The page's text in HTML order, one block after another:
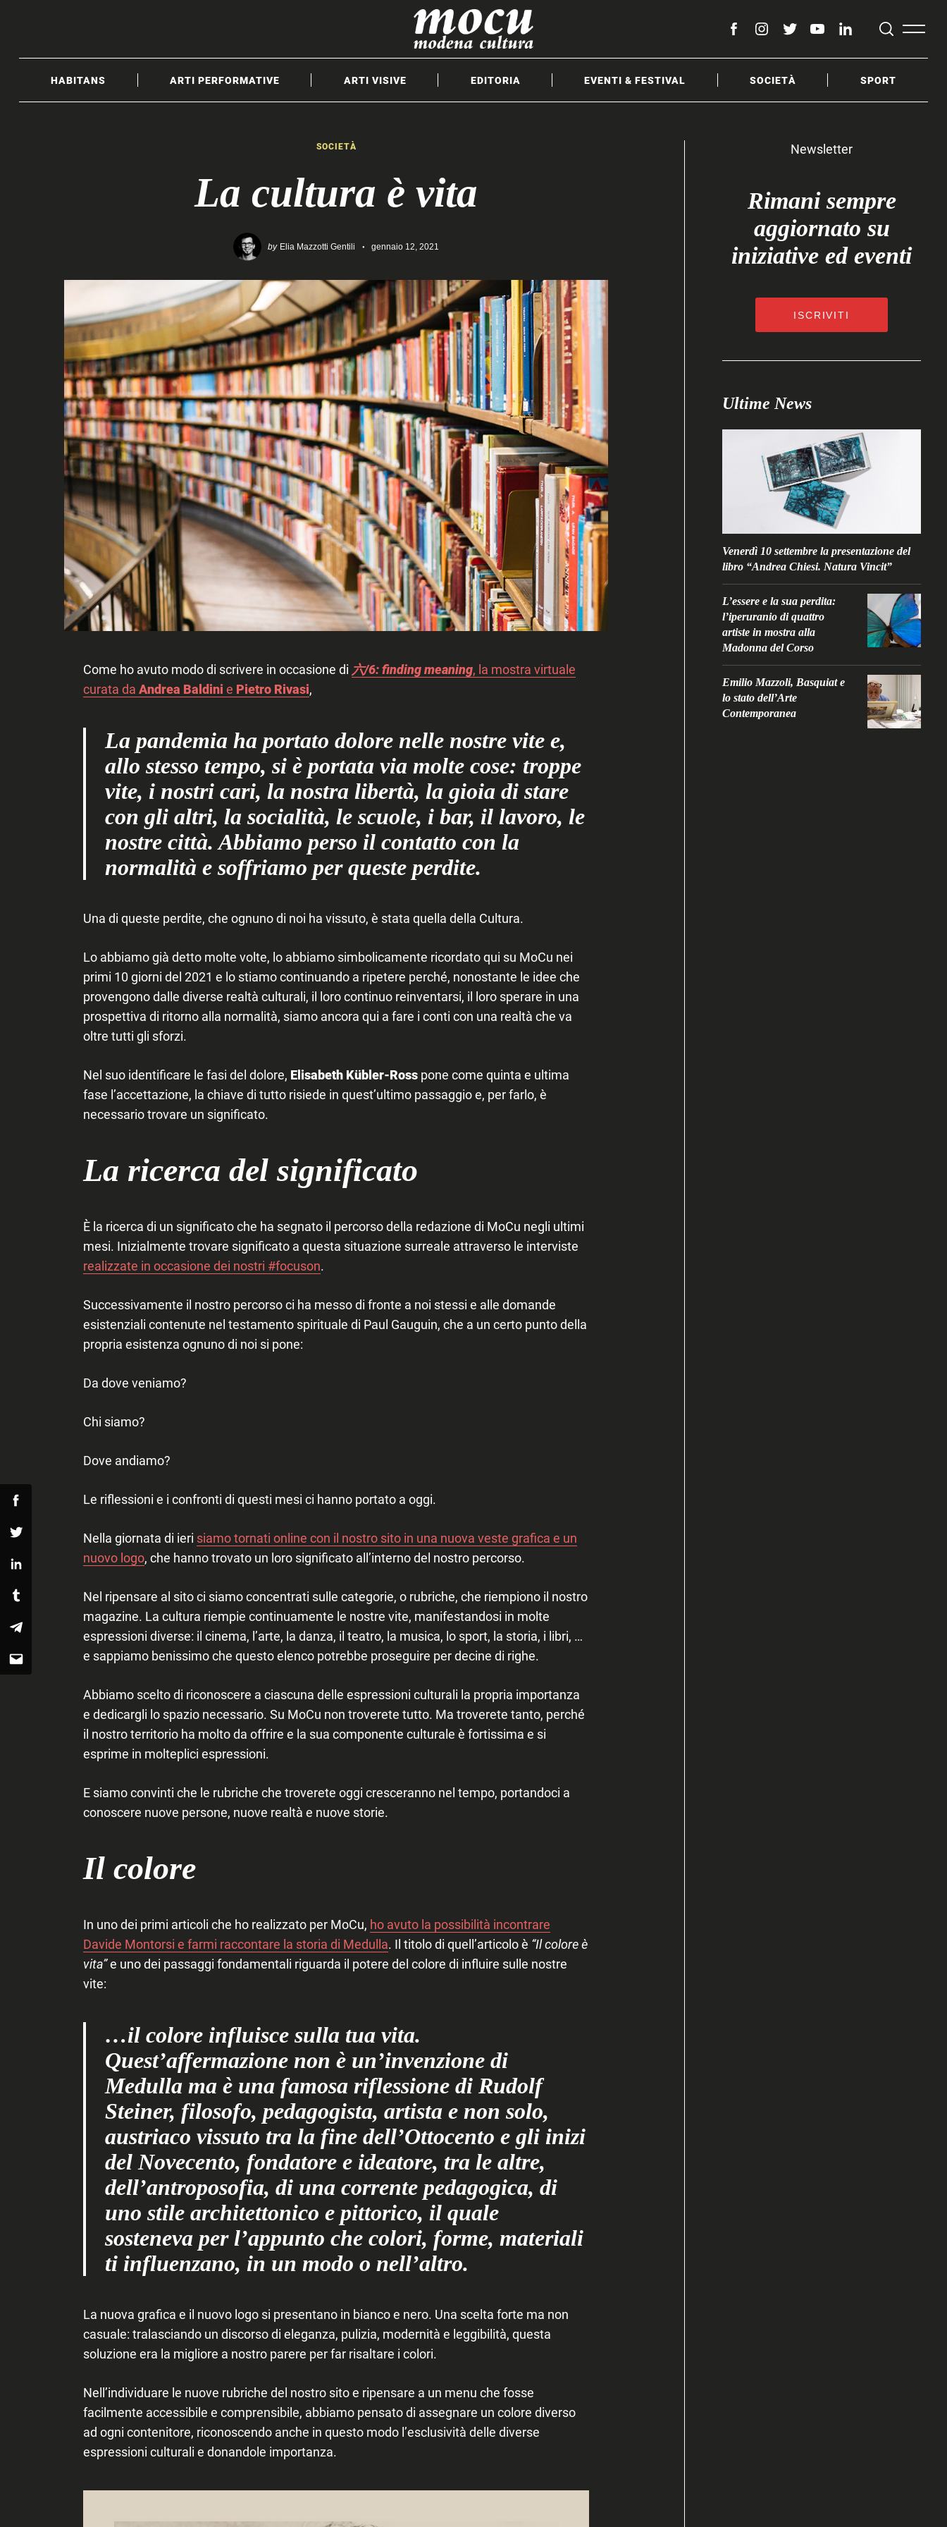
facebookinstagram
twitteryoutubelinkedin
HABITANS ARTI PERFORMATIVE ARTI VISIVE EDITORIA EVENTI & FESTIVAL SOCIETÀ SPORT
SOCIETÀ
La cultura è vita
by Elia Mazzotti Gentili gennaio 12, 2021
Come ho avuto modo di scrivere in occasione di 六/6: finding meaning, la mostra virtuale
curata da Andrea Baldini e Pietro Rivasi,
La pandemia ha portato dolore nelle nostre vite e,
allo stesso tempo, si è portata via molte cose: troppe
vite, i nostri cari, la nostra libertà, la gioia di stare
con gli altri, la socialità, le scuole, i bar, il lavoro, le
nostre città. Abbiamo perso il contatto con la
normalità e soffriamo per queste perdite.
Una di queste perdite, che ognuno di noi ha vissuto, è stata quella della Cultura.
Lo abbiamo già detto molte volte, lo abbiamo simbolicamente ricordato qui su MoCu nei
primi 10 giorni del 2021 e lo stiamo continuando a ripetere perché, nonostante le idee che
provengono dalle diverse realtà culturali, il loro continuo reinventarsi, il loro sperare in una
prospettiva di ritorno alla normalità, siamo ancora qui a fare i conti con una realtà che va
oltre tutti gli sforzi.
Nel suo identificare le fasi del dolore, Elisabeth Kübler-Rosspone come quinta e ultima
fase l’accettazione, la chiave di tutto risiede in quest’ultimo passaggio e, per farlo, è
necessario trovare un significato.
La ricerca del significato
È la ricerca di un significato che ha segnato il percorso della redazione di MoCu negli ultimi
mesi. Inizialmente trovare significato a questa situazione surreale attraverso le interviste
realizzate in occasione dei nostri #focuson.
Successivamente il nostro percorso ci ha messo di fronte a noi stessi e alle domande
esistenziali contenute nel testamento spirituale di Paul Gauguin, che a un certo punto della
propria esistenza ognuno di noi si pone:
Da dove veniamo?
Chi siamo?
Dove andiamo?
Le riflessioni e i confronti di questi mesi ci hanno portato a oggi.
Nella giornata di ieri siamo tornati online con il nostro sito in una nuova veste grafica e un
nuovo logo, che hanno trovato un loro significato all’interno del nostro percorso.
Nel ripensare al sito ci siamo concentrati sulle categorie, o rubriche, che riempiono il nostro
magazine. La cultura riempie continuamente le nostre vite, manifestandosi in molte
espressioni diverse: il cinema, l’arte, la danza, il teatro, la musica, lo sport, la storia, i libri, …
e sappiamo benissimo che questo elenco potrebbe proseguire per decine di righe.
Abbiamo scelto di riconoscere a ciascuna delle espressioni culturali la propria importanza
e dedicargli lo spazio necessario. Su MoCu non troverete tutto. Ma troverete tanto, perché
il nostro territorio ha molto da offrire e la sua componente culturale è fortissima e si
esprime in molteplici espressioni.
E siamo convinti che le rubriche che troverete oggi cresceranno nel tempo, portandoci a
conoscere nuove persone, nuove realtà e nuove storie.
Il colore
In uno dei primi articoli che ho realizzato per MoCu, ho avuto la possibilità incontrare
Davide Montorsi e farmi raccontare la storia di Medulla. Il titolo di quell’articolo è “Il colore è
vita”e uno dei passaggi fondamentali riguarda il potere del colore di influire sulle nostre
vite:
…il colore influisce sulla tua vita.
Quest’affermazione non è un’invenzione di
Medulla ma è una famosa riflessione di Rudolf
Steiner, filosofo, pedagogista, artista e non solo,
austriaco vissuto tra la fine dell’Ottocento e gli inizi
del Novecento, fondatore e ideatore, tra le altre,
dell’antroposofia, di una corrente pedagogica, di
uno stile architettonico e pittorico, il quale
sosteneva per l’appunto che colori, forme, materiali
ti influenzano, in un modo o nell’altro.
La nuova grafica e il nuovo logo si presentano in bianco e nero. Una scelta forte ma non
casuale: tralasciando un discorso di eleganza, pulizia, modernità e leggibilità, questa
soluzione era la migliore a nostro parere per far risaltare i colori.
Nell’individuare le nuove rubriche del nostro sito e ripensare a un menu che fosse
facilmente accessibile e comprensibile, abbiamo pensato di assegnare un colore diverso
ad ogni contenitore, riconoscendo anche in questo modo l’esclusività delle diverse
espressioni culturali e donandole importanza.
Facebook
Twitter
Linkedin
Tumblr
Telegram
Email
Newsletter
Rimani sempre
aggiornato su
iniziative ed eventi
ISCRIVITI
Ultime News
Venerdì 10 settembre la presentazione del
libro “Andrea Chiesi. Natura Vincit”
L’essere e la sua perdita:
l’iperuranio di quattro
artiste in mostra alla
Madonna del Corso
Emilio Mazzoli, Basquiat e
lo stato dell’Arte
Contemporanea
Search
for: